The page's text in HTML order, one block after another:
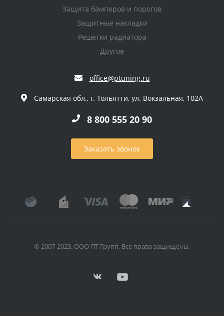
Защита бамперов и порогов
Защитные накладки
Решетки радиатора
Другое
office@ptuning.ru
Самарская обл., г. Тольятти, ул. Вокзальная, 102А
8 800 555 20 90
Заказать звонок
© 2007-2023. ООО ПТ Групп. Все права защищены.